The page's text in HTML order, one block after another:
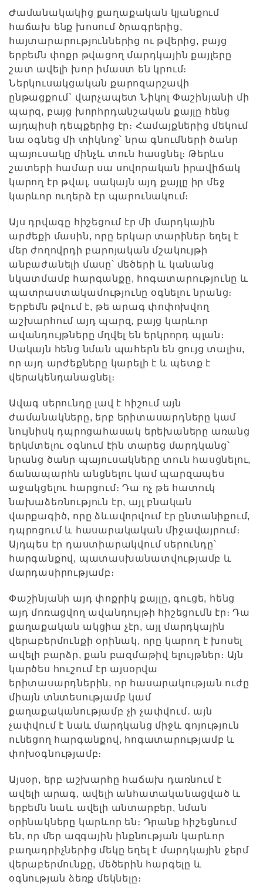
Ժամանակակից քաղաքական կյանքում
հաճախ ենք խոսում ծրագրերից,
հայտարարություններից ու թվերից, բայց
երբեմն փոքր թվացող մարդկային քայլերը
շատ ավելի խոր իմաստ են կրում։
Ներկուսակցական քարոզարշավի
ընթացքում` վարչապետ Նիկոլ Փաշինյանի մի
պարզ, բայց խորհրդանշական քայլը հենց
այդպիսի դեպքերից էր։ Համայքներից մեկում
նա օգնեց մի տիկնոջ՝ նրա գնումների ծանր
պայուսակը մինչև տուն հասցնել։ Թերևս
շատերի համար սա սովորական իրավիճակ
կարող էր թվալ, սակայն այդ քայլը իր մեջ
կարևոր ուղերձ էր պարունակում։
Այս դրվագը հիշեցում էր մի մարդկային
արժեքի մասին, որը երկար տարիներ եղել է
մեր ժողովրդի բարոյական մշակույթի
անբաժանելի մասը՝ մեծերի և կանանց
նկատմամբ հարգանքը, հոգատարությունը և
պատրաստակամությունը օգնելու նրանց։
Երբեմն թվում է, թե արագ փոփոխվող
աշխարհում այդ պարզ, բայց կարևոր
ավանդույթները մղվել են երկրորդ պլան։
Սակայն հենց նման պահերն են ցույց տալիս,
որ այդ արժեքները կարելի է և պետք է
վերակենդանացնել։
Ավագ սերունդը լավ է հիշում այն
ժամանակները, երբ երիտասարդները կամ
նույնիսկ դպրոցահասակ երեխաները առանց
երկմտելու օգնում էին տարեց մարդկանց՝
նրանց ծանր պայուսակները տուն հասցնելու,
ճանապարհն անցնելու կամ պարզապես
աջակցելու հարցում։ Դա ոչ թե հատուկ
նախաձեռնություն էր, այլ բնական
վարքագիծ, որը ձևավորվում էր ընտանիքում,
դպրոցում և հասարակական միջավայրում։
Այդպես էր դաստիարակվում սերունդը՝
հարգանքով, պատասխանատվությամբ և
մարդասիրությամբ։
Փաշինյանի այդ փոքրիկ քայլը, գուցե, հենց
այդ մոռացվող ավանդույթի հիշեցումն էր։ Դա
քաղաքական ակցիա չէր, այլ մարդկային
վերաբերմունքի օրինակ, որը կարող է խոսել
ավելի բարձր, քան բազմաթիվ ելույթներ։ Այն
կարծես հուշում էր այսօրվա
երիտասարդներին, որ հասարակության ուժը
միայն տնտեսությամբ կամ
քաղաքականությամբ չի չափվում․ այն
չափվում է նաև մարդկանց միջև գոյություն
ունեցող հարգանքով, հոգատարությամբ և
փոխօգնությամբ։
Այսօր, երբ աշխարհը հաճախ դառնում է
ավելի արագ, ավելի անհատականացված և
երբեմն նաև ավելի անտարբեր, նման
օրինակները կարևոր են։ Դրանք հիշեցնում
են, որ մեր ազգային ինքնության կարևոր
բաղադրիչներից մեկը եղել է մարդկային ջերմ
վերաբերմունքը, մեծերին հարգելը և
օգնության ձեռք մեկնելը։